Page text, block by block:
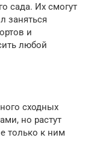
сада. Их смогут
заняться
и
любой
сходных
но растут
только к ним